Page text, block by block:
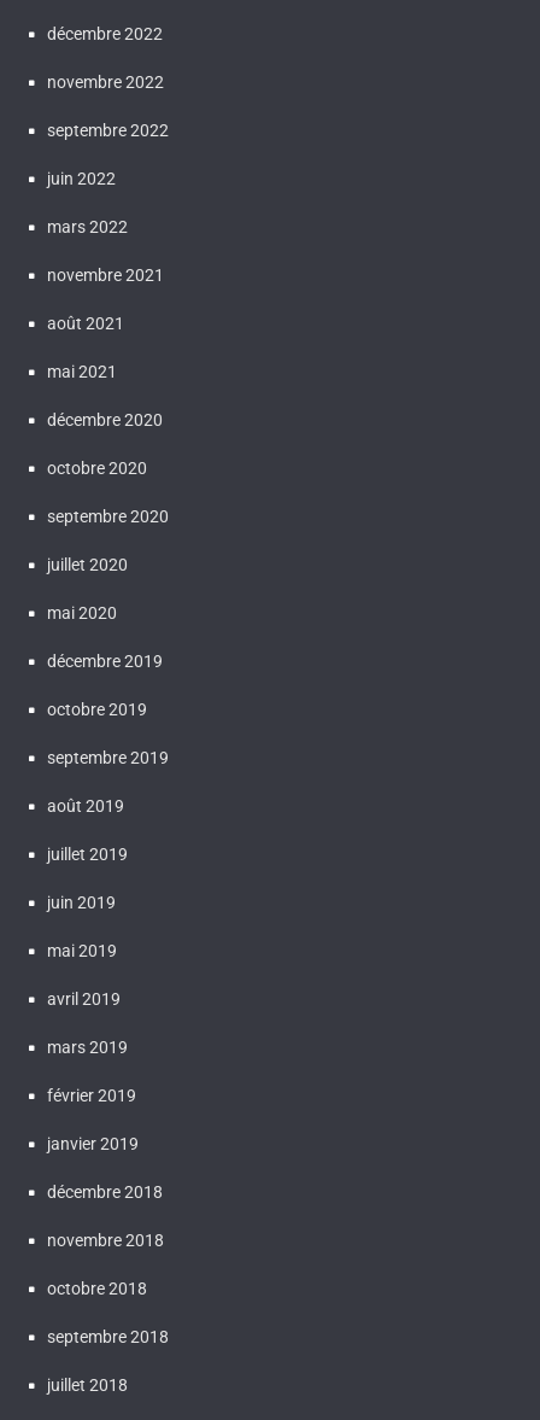
décembre 2022
novembre 2022
septembre 2022
juin 2022
mars 2022
novembre 2021
août 2021
mai 2021
décembre 2020
octobre 2020
septembre 2020
juillet 2020
mai 2020
décembre 2019
octobre 2019
septembre 2019
août 2019
juillet 2019
juin 2019
mai 2019
avril 2019
mars 2019
février 2019
janvier 2019
décembre 2018
novembre 2018
octobre 2018
septembre 2018
juillet 2018